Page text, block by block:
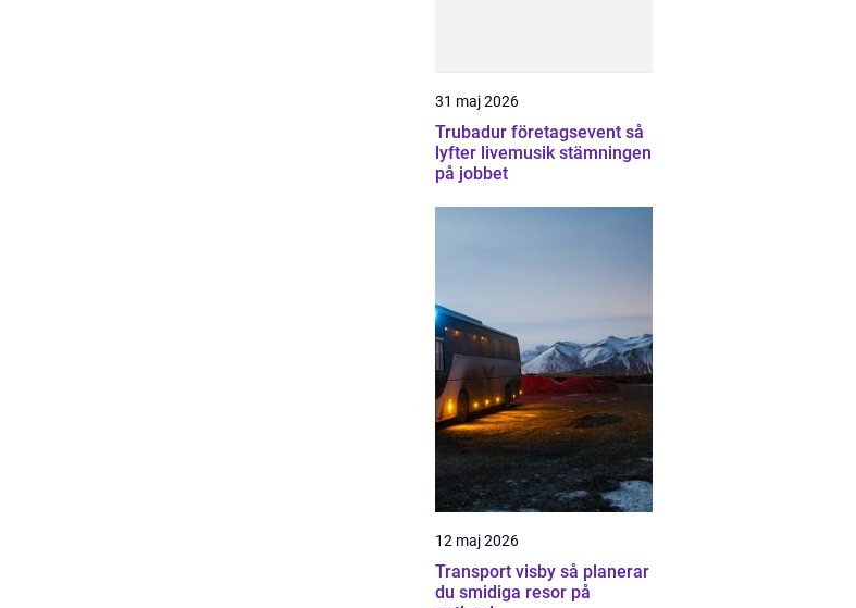
31 maj 2026
Trubadur företagsevent så
lyfter livemusik stämningen
på jobbet
12 maj 2026
Transport visby så planerar
du smidiga resor på